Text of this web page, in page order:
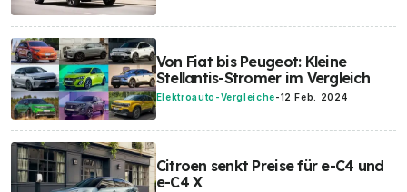
Von Fiat bis Peugeot: Kleine
Stellantis-Stromer im Vergleich
Elektroauto-Vergleiche-12 Feb. 2024
Citroen senkt Preise für e-C4 und
e-C4 X